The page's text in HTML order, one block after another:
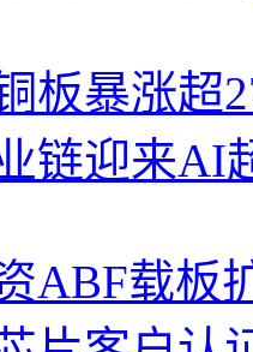
板暴涨超
链迎来AI
ABF载板